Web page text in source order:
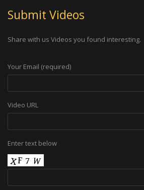
Submit Videos
Share with us Videos you found interesting.
Your Email (required)
Video URL
Enter text below